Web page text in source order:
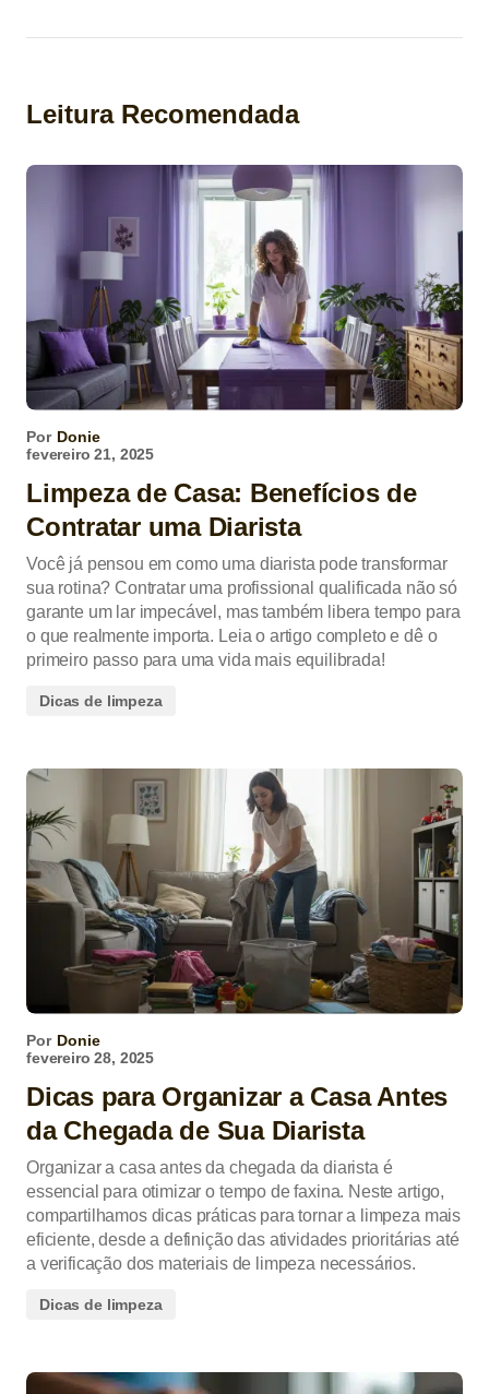
Leitura Recomendada
Por Donie
fevereiro 21, 2025
Limpeza de Casa: Benefícios de
Contratar uma Diarista
Você já pensou em como uma diarista pode transformar
sua rotina? Contratar uma profissional qualificada não só
garante um lar impecável, mas também libera tempo para
o que realmente importa. Leia o artigo completo e dê o
primeiro passo para uma vida mais equilibrada!
Dicas de limpeza
Por Donie
fevereiro 28, 2025
Dicas para Organizar a Casa Antes
da Chegada de Sua Diarista
Organizar a casa antes da chegada da diarista é
essencial para otimizar o tempo de faxina. Neste artigo,
compartilhamos dicas práticas para tornar a limpeza mais
eficiente, desde a definição das atividades prioritárias até
a verificação dos materiais de limpeza necessários.
Dicas de limpeza